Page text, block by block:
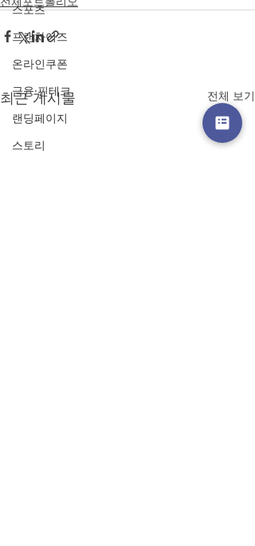
스포츠
프랜차이즈
온라인쿠폰
금융·핀테크
랜딩페이지
스토리
최근 게시물 전체 보기